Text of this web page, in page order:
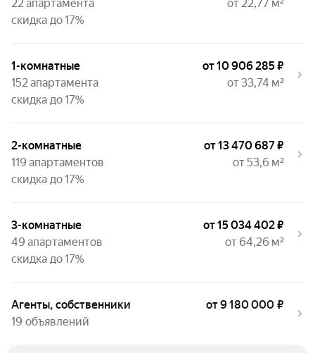
22 апартамента
от 22,77 м²
скидка до 17%
1-комнатные
от 10 906 285 ₽
152 апартамента
от 33,74 м²
скидка до 17%
2-комнатные
от 13 470 687 ₽
119 апартаментов
от 53,6 м²
скидка до 17%
3-комнатные
от 15 034 402 ₽
49 апартаментов
от 64,26 м²
скидка до 17%
Агенты, собственники
19 объявлений
от 9 180 000 ₽